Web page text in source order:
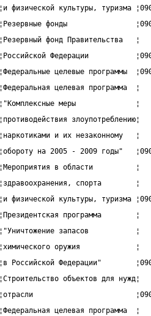
¦и физической культуры, туризма
¦Резервные фонды
¦Резервный фонд
¦Российской Федерации
¦Федеральные целевые программы
¦Федеральная целевая
¦"Комплексные меры
¦противодействия
¦наркотиками и их
¦обороту на 2005 - 2009 годы"
¦Мероприятия в области
¦здравоохранения, спорта
¦и физической культуры, туризма
¦Президентская программа
¦"Уничтожение запасов
¦химического оружия
¦в Российской Федерации"
¦Строительство объектов для
¦отрасли
¦Федеральная целевая